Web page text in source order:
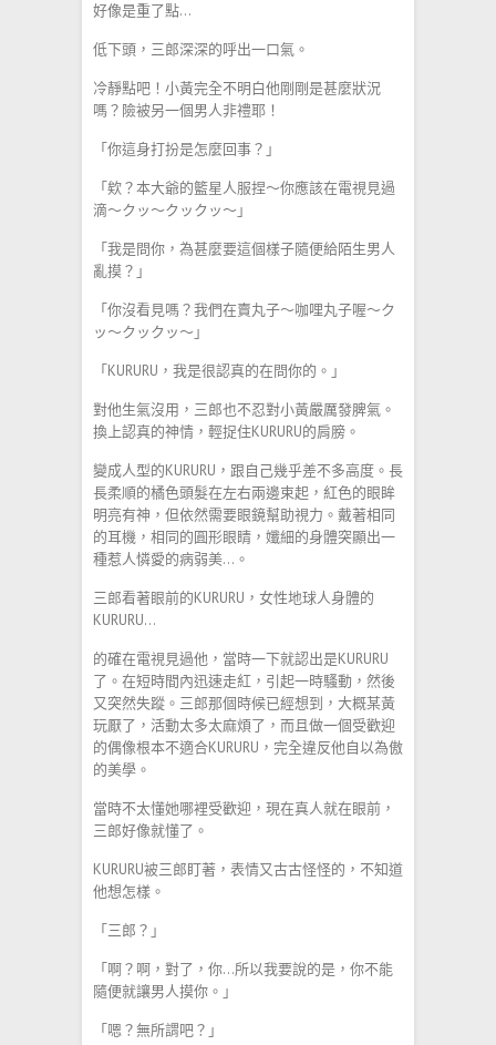
好像是重了點…
低下頭，三郎深深的呼出一口氣。
冷靜點吧！小黃完全不明白他剛剛是甚麼狀況
嗎？險被另一個男人非禮耶！
「你這身打扮是怎麼回事？」
「欸？本大爺的籃星人服捏～你應該在電視見過
滴～クッ～クックッ～」
「我是問你，為甚麼要這個樣子隨便給陌生男人
亂摸？」
「你沒看見嗎？我們在賣丸子～咖哩丸子喔～ク
ッ～クックッ～」
「KURURU，我是很認真的在問你的。」
對他生氣沒用，三郎也不忍對小黃嚴厲發脾氣。
換上認真的神情，輕捉住KURURU的肩膀。
變成人型的KURURU，跟自己幾乎差不多高度。長
長柔順的橘色頭髮在左右兩邊束起，紅色的眼眸
明亮有神，但依然需要眼鏡幫助視力。戴著相同
的耳機，相同的圓形眼睛，孅細的身體突顯出一
種惹人憐愛的病弱美…。
三郎看著眼前的KURURU，女性地球人身體的
KURURU…
的確在電視見過他，當時一下就認出是KURURU
了。在短時間內迅速走紅，引起一時騷動，然後
又突然失蹤。三郎那個時候已經想到，大概某黃
玩厭了，活動太多太麻煩了，而且做一個受歡迎
的偶像根本不適合KURURU，完全違反他自以為傲
的美學。
當時不太懂她哪裡受歡迎，現在真人就在眼前，
三郎好像就懂了。
KURURU被三郎盯著，表情又古古怪怪的，不知道
他想怎樣。
「三郎？」
「啊？啊，對了，你…所以我要說的是，你不能
隨便就讓男人摸你。」
「嗯？無所謂吧？」